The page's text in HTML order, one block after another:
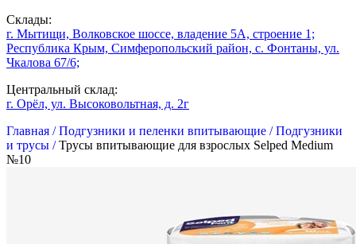
Склады:
г. Мытищи, Волковское шоссе, владение 5А, строение 1;
Республика Крым, Симферопольский район, с. Фонтаны, ул.
Чкалова 67/6;
Центральный склад:
г. Орёл, ул. Высоковольтная, д. 2г
Главная /Подгузники и пеленки впитывающие /Подгузники
и трусы /Трусы впитывающие для взрослых Selped Medium
№10